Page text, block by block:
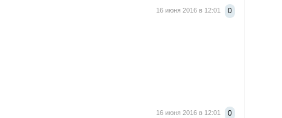
0
16 июня 2016 в 12:01
0
16 июня 2016 в 12:01